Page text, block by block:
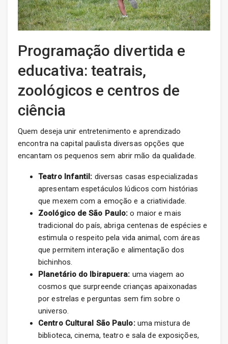
Programação divertida e
educativa: teatrais,
zoológicos e centros de
ciência
Quem deseja unir entretenimento e aprendizado
encontra na capital paulista diversas opções que
encantam os pequenos sem abrir mão da qualidade.
Teatro Infantil: diversas casas especializadas
apresentam espetáculos lúdicos com histórias
que mexem com a emoção e a criatividade.
Zoológico de São Paulo: o maior e mais
tradicional do país, abriga centenas de espécies e
estimula o respeito pela vida animal, com áreas
que permitem interação e alimentação dos
bichinhos.
Planetário do Ibirapuera: uma viagem ao
cosmos que surpreende crianças apaixonadas
por estrelas e perguntas sem fim sobre o
universo.
Centro Cultural São Paulo:uma mistura de
biblioteca, cinema, teatro e sala de exposições,